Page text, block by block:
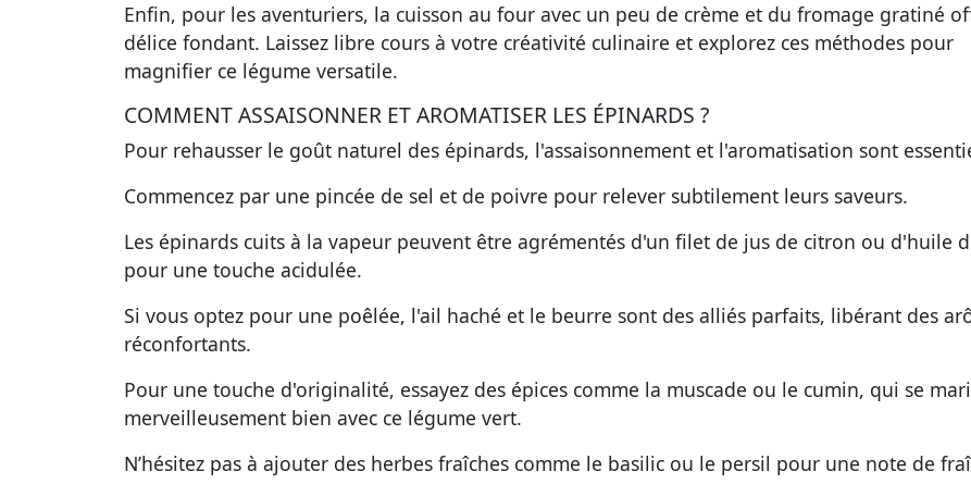
Enfin, pour les aventuriers, la cuisson au four avec un peu de crème et du fromage gratiné
délice fondant. Laissez libre cours à votre créativité culinaire et explorez ces méthodes pour
magnifier ce légume versatile.
COMMENT ASSAISONNER ET AROMATISER LES ÉPINARDS ?
Pour rehausser le goût naturel des épinards, l'assaisonnement et l'aromatisation sont
Commencez par une pincée de sel et de poivre pour relever subtilement leurs saveurs.
Les épinards cuits à la vapeur peuvent être agrémentés d'un filet de jus de citron ou d'huile
pour une touche acidulée.
Si vous optez pour une poêlée, l'ail haché et le beurre sont des alliés parfaits, libérant des
réconfortants.
Pour une touche d'originalité, essayez des épices comme la muscade ou le cumin, qui se
merveilleusement bien avec ce légume vert.
N’hésitez pas à ajouter des herbes fraîches comme le basilic ou le persil pour une note de